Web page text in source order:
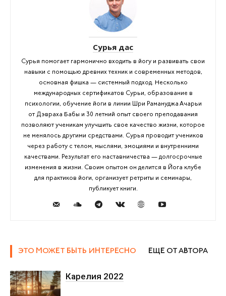
Сурья дас
Сурья помогает гармонично входить в йогу и развивать свои
навыки с помощью древних техник и современных методов,
основная фишка — системный подход. Несколько
международных сертификатов Сурьи, образование в
психологии, обучение йоги в линии Шри Рамануджа Ачарьи
от Дэвраха Бабы и 30 летний опыт своего преподавания
позволяют ученикам улучшить свое качество жизни, которое
не менялось другими средствами. Сурья проводит учеников
через работу с телом, мыслями, эмоциями и внутренними
качествами. Результат его наставничества — долгосрочные
изменения в жизни. Своим опытом он делится в Йога клубе
для практиков йоги, организует ретриты и семинары,
публикует книги.
ЭТО МОЖЕТ БЫТЬ ИНТЕРЕСНО ЕЩЕ ОТ АВТОРА
Карелия 2022